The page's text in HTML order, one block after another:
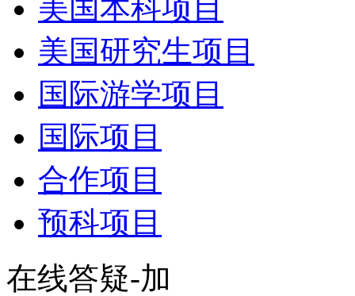
美国本科项目
美国研究生项目
国际游学项目
国际项目
合作项目
预科项目
在线答疑-加